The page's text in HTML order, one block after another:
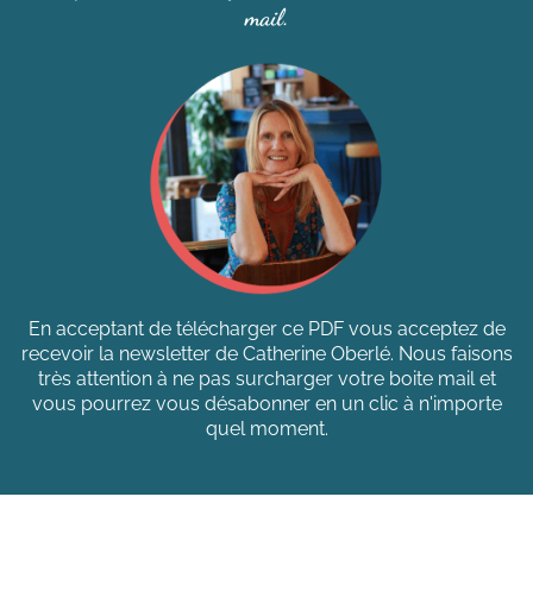
mail.
En acceptant de télécharger ce PDF vous acceptez de
recevoir la newsletter de Catherine Oberlé. Nous faisons
très attention à ne pas surcharger votre boite mail et
vous pourrez vous désabonner en un clic à n'importe
quel moment.